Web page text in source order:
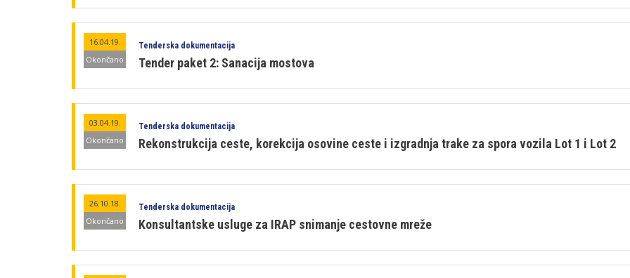
16.04.19.
Okončano
Tenderska dokumentacija
Tender paket 2: Sanacija mostova
03.04.19.
Okončano
Tenderska dokumentacija
Rekonstrukcija ceste, korekcija osovine ceste i izgradnja trake za spora vozila Lot 1 i Lot 2
26.10.18.
Okončano
Tenderska dokumentacija
Konsultantske usluge za IRAP snimanje cestovne mreže